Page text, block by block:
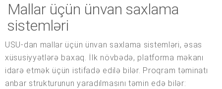
Mallar üçün ünvan saxlama
sistemləri
USU-dan mallar üçün ünvan saxlama sistemləri, əsas
xüsusiyyətlərə baxaq. İlk növbədə, platforma məkanı
idarə etmək üçün istifadə edilə bilər. Proqram təminatı
anbar strukturunun yaradılmasını təmin edə bilər: